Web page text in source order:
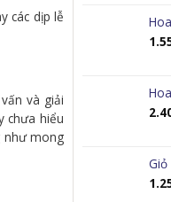
các dịp lễ
và giải
chưa hiểu
như mong
Giỏ